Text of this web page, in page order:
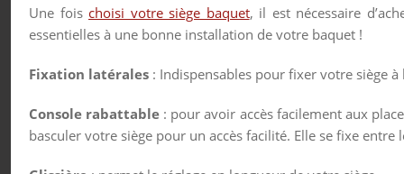
Une fois choisi votre siège baquet, il est nécessaire
essentielles à une bonne installation de votre baquet !
Fixation latérales : Indispensables pour fixer votre siège
Console rabattable : pour avoir accès facilement aux
basculer votre siège pour un accès facilité. Elle se fixe entre